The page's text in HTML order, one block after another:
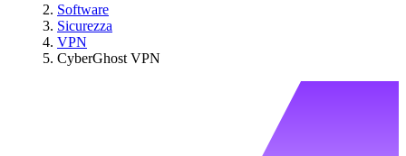
Software
Sicurezza
VPN
CyberGhost VPN